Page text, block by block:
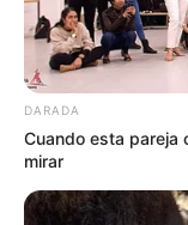
caída de árboles”,
Carolina Urrutia.
DARADA
Cuando esta pareja
mirar